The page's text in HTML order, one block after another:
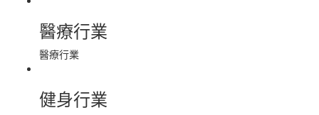
醫療行業
醫療行業
健身行業